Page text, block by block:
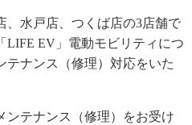
、水戸店、つくば店の3店舗で
LIFE EV」電動モビリティにつ
テナンス（修理）対応をいた
ンテナンス（修理）をお受け